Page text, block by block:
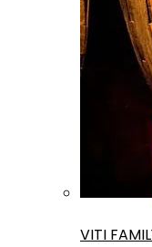
VITI